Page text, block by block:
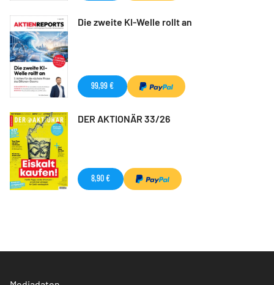
Die zweite KI-Welle rollt an
99,99 €
DER AKTIONÄR 33/26
8,90 €